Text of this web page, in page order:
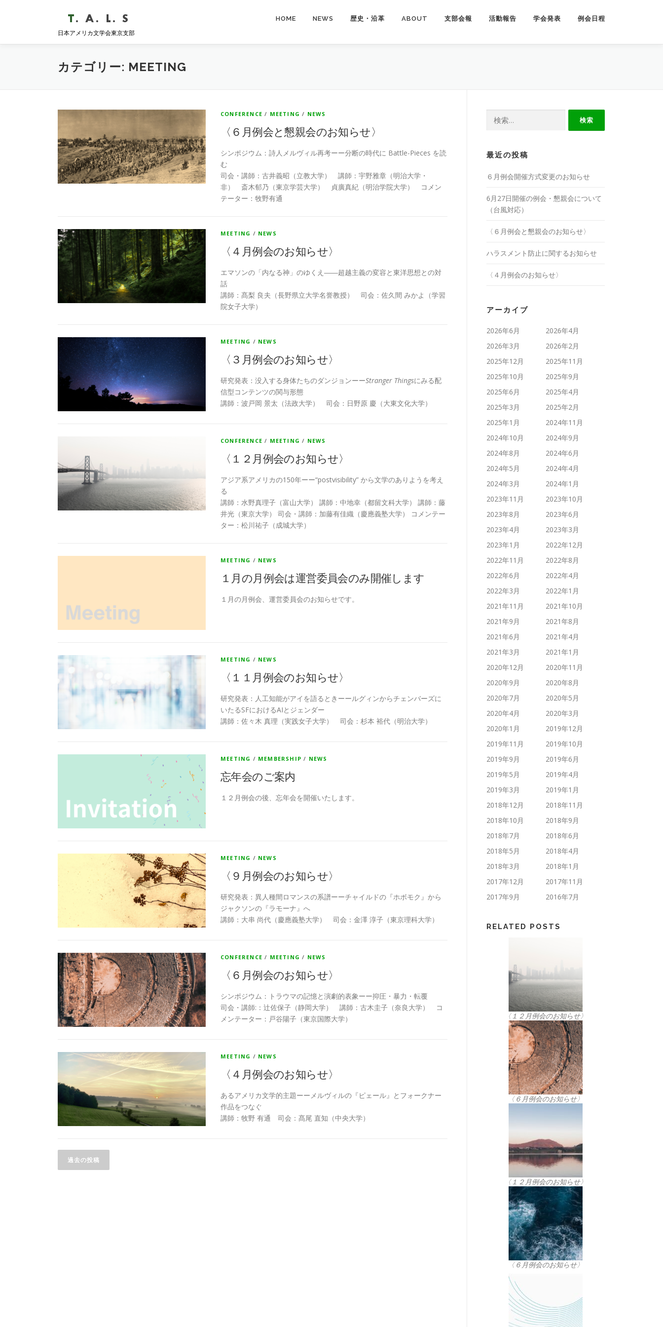
日本アメリカ文学会東京支部
HOME NEWS 歴史・沿革 ABOUT 支部会報 活動報告 学会発表 例会日程
カテゴリー: MEETING
CONFERENCE / MEETING / NEWS
〈６月例会と懇親会のお知らせ〉
シンポジウム：詩人メルヴィル再考ーー分断の時代に Battle-Pieces を読
む
司会・講師：古井義昭（立教大学） 講師：宇野雅章（明治大学・
非） 斎木郁乃（東京学芸大学） 貞廣真紀（明治学院大学） コメン
テーター：牧野有通
MEETING / NEWS
〈４月例会のお知らせ〉
エマソンの「内なる神」のゆくえ――超越主義の変容と東洋思想との対
話
講師：髙梨 良夫（長野県立大学名誉教授） 司会：佐久間 みかよ（学習
院女子大学）
MEETING / NEWS
〈３月例会のお知らせ〉
研究発表：没入する身体たちのダンジョンーーStranger Thingsにみる配
信型コンテンツの関与形態
講師：波戸岡 景太（法政大学） 司会：日野原 慶（大東文化大学）
CONFERENCE / MEETING / NEWS
〈１２月例会のお知らせ〉
アジア系アメリカの150年ーー“postvisibility” から文学のありようを考え
る
講師：水野真理子（富山大学） 講師：中地幸（都留文科大学） 講師：藤
井光（東京大学） 司会・講師：加藤有佳織（慶應義塾大学） コメンテー
ター：松川祐子（成城大学）
MEETING / NEWS
１月の月例会は運営委員会のみ開催します
１月の月例会、運営委員会のお知らせです。
MEETING / NEWS
〈１１月例会のお知らせ〉
研究発表：人工知能がアイを語るときーールグィンからチェンバーズに
いたるSFにおけるAIとジェンダー
講師：佐々木 真理（実践女子大学） 司会：杉本 裕代（明治大学）
MEETING / MEMBERSHIP / NEWS
忘年会のご案内
１２月例会の後、忘年会を開催いたします。
MEETING / NEWS
〈９月例会のお知らせ〉
研究発表：異人種間ロマンスの系譜ーーチャイルドの『ホボモク』から
ジャクソンの『ラモーナ』へ
講師：大串 尚代（慶應義塾大学） 司会：金澤 淳子（東京理科大学）
CONFERENCE / MEETING / NEWS
〈６月例会のお知らせ〉
シンポジウム：トラウマの記憶と演劇的表象ーー抑圧・暴力・転覆
司会・講師:：辻佐保子（静岡大学） 講師：古木圭子（奈良大学） コ
メンテーター：戸谷陽子（東京国際大学）
MEETING / NEWS
〈４月例会のお知らせ〉
あるアメリカ文学的主題ーーメルヴィルの『ピェール』とフォークナー
作品をつなぐ
講師：牧野 有通 司会：髙尾 直知（中央大学）
投
稿過去の投稿
最近の投稿
６月例会開催方式変更のお知らせ
6月27日開催の例会・懇親会について
（台風対応）
〈６月例会と懇親会のお知らせ〉
ハラスメント防止に関するお知らせ
〈４月例会のお知らせ〉
アーカイブ
2026年6月
2026年4月
2026年3月
2026年2月
2025年12月
2025年11月
2025年10月
2025年9月
2025年6月
2025年4月
2025年3月
2025年2月
2025年1月
2024年11月
2024年10月
2024年9月
2024年8月
2024年6月
2024年5月
2024年4月
2024年3月
2024年1月
2023年11月
2023年10月
2023年8月
2023年6月
2023年4月
2023年3月
2023年1月
2022年12月
2022年11月
2022年8月
2022年6月
2022年4月
2022年3月
2022年1月
2021年11月
2021年10月
2021年9月
2021年8月
2021年6月
2021年4月
2021年3月
2021年1月
2020年12月
2020年11月
2020年9月
2020年8月
2020年7月
2020年5月
2020年4月
2020年3月
2020年1月
2019年12月
2019年11月
2019年10月
2019年9月
2019年6月
2019年5月
2019年4月
2019年3月
2019年1月
2018年12月
2018年11月
2018年10月
2018年9月
2018年7月
2018年6月
2018年5月
2018年4月
2018年3月
2018年1月
2017年12月
2017年11月
2017年9月
2016年7月
RELATED POSTS
〈１２月例会のお知らせ〉
〈６月例会のお知らせ〉
〈１２月例会のお知らせ〉
〈６月例会のお知らせ〉